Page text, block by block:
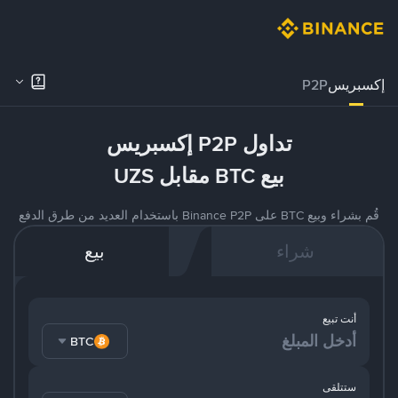
إكسبريسP2P
تداول P2P إكسبريس
بيع BTC مقابل UZS
قُم بشراء وبيع BTC على Binance P2P باستخدام العديد من طرق الدفع
شراء بيع
ستتلقى
أنت تبيع
BTC